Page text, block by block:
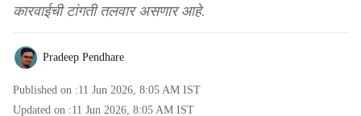
कारवाईची टांगती तलवार असणार आहे.
Pradeep Pendhare
Published on :11 Jun 2026, 8:05 AM IST
Updated on :11 Jun 2026, 8:05 AM IST